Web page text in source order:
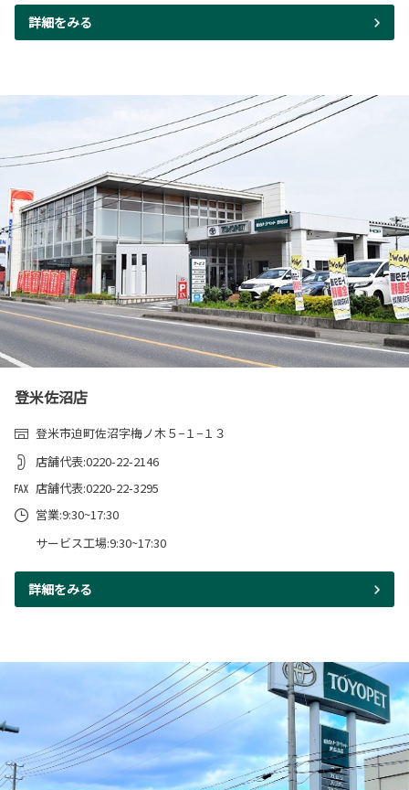
詳細をみる
登米佐沼店
登米市迫町佐沼字梅ノ木５−１−１３
店舗代表:0220-22-2146
店舗代表:0220-22-3295
営業:9:30~17:30
サービス工場:9:30~17:30
詳細をみる